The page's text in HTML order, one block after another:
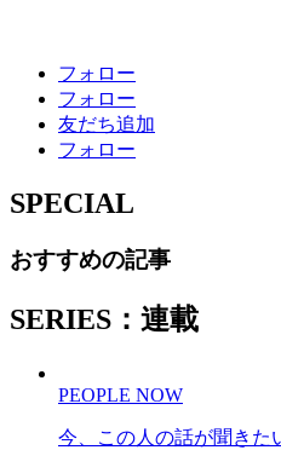
フォロー
フォロー
友だち追加
フォロー
SPECIAL
おすすめの記事
SERIES：連載
PEOPLE NOW
今、この人の話が聞きた